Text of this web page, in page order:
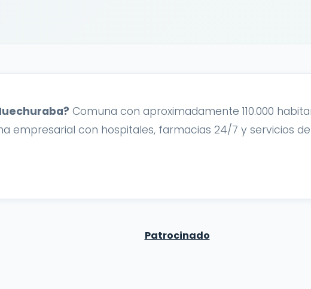
Comuna con aproximadamente 110.000
empresarial con hospitales, farmacias 24/7 y servicios